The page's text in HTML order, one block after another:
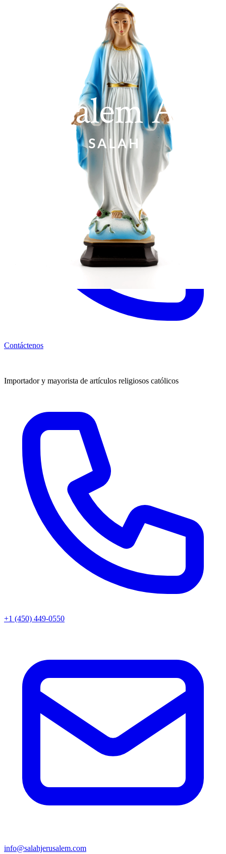
¿Tiene alguna pregunta sobre este producto? Nuestro equipo está a
su disposición para asesorarle y responder a todas sus preguntas.
Contáctenos
Importador y mayorista de artículos religiosos católicos
+1 (450) 449-0550
info@salahjerusalem.com